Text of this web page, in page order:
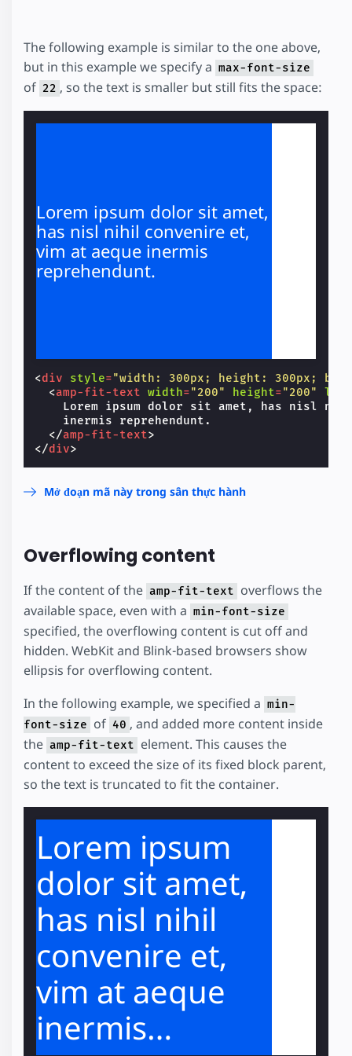
The following example is similar to the one above,
but in this example we specify a max-font-size
of 22 , so the text is smaller but still fits the space:
Lorem ipsum dolor sit amet,
has nisl nihil convenire et,
vim at aeque inermis
reprehendunt.
<div style="width: 300px; height: 300px;
<amp-fit-text width="200" height="200"
Lorem ipsum dolor sit amet, has nisl
    inermis reprehendunt.
</amp-fit-text>
</div>
Mở đoạn mã này trong sân thực hành
Overflowing content
If the content of the amp-fit-text overflows the
available space, even with a min-font-size
specified, the overflowing content is cut off and
hidden. WebKit and Blink-based browsers show
ellipsis for overflowing content.
In the following example, we specified a min-
font-size of 40 , and added more content inside
the amp-fit-text element. This causes the
content to exceed the size of its fixed block parent,
so the text is truncated to fit the container.
Lorem ipsum
dolor sit amet,
has nisl nihil
convenire et,
vim at aeque
inermis